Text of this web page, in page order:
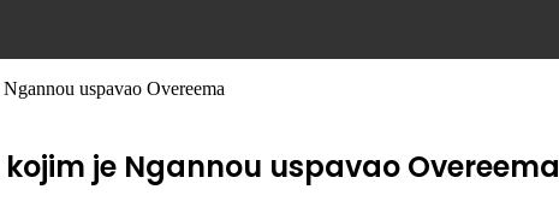
uspavao Overeema
je Ngannou uspavao Overeema